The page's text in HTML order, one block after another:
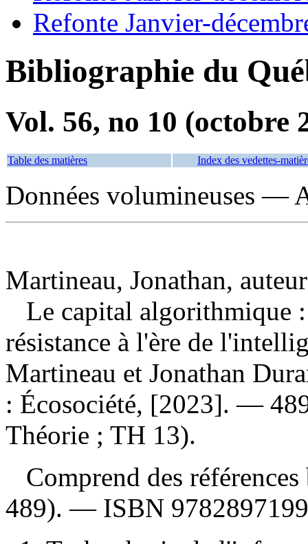
Refonte Janvier-
Bibliographie du
Vol. 56, no 10 (octobre
Table des matières Index des vedettes-
Données volumineuses —
Martineau, Jonathan, auteur
Le capital algorithmique
résistance à l'ère de
Martineau et Jonathan
: Écosociété, [2023]. —
Théorie ; TH 13).
Comprend des
489). — ISBN